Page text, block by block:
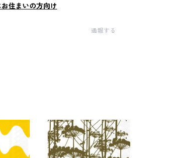
住まいの方向け
通報する